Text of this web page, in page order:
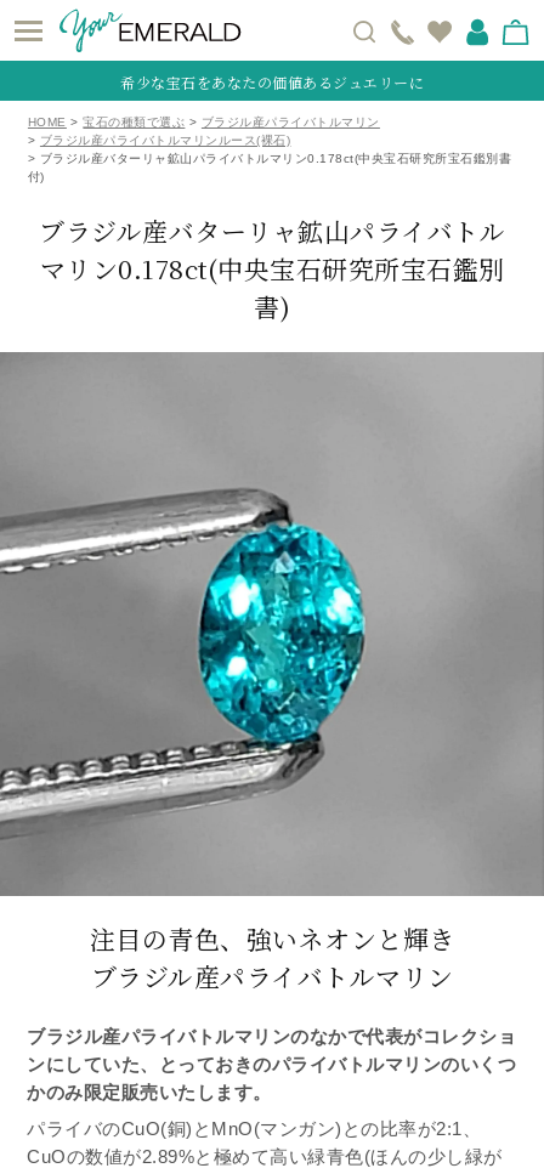
希少な宝石をあなたの価値あるジュエリーに
HOME 宝石の種類で選ぶ
ブラジル産パライバトルマリン
ブラジル産パライバトルマリンルース(裸石)
ブラジル産バターリャ鉱山パライバトルマリン0.178ct(中央宝石研究所宝石鑑別書
付)
ブラジル産バターリャ鉱山パライバトル
マリン0.178ct(中央宝石研究所宝石鑑別
書)
注目の青色、強いネオンと輝き
ブラジル産パライバトルマリン
ブラジル産パライバトルマリンのなかで代表がコレクショ
ンにしていた、とっておきのパライバトルマリンのいくつ
かのみ限定販売いたします。
パライバのCuO(銅)とMnO(マンガン)との比率が2:1、
CuOの数値が2.89%と極めて高い緑青色(ほんの少し緑が